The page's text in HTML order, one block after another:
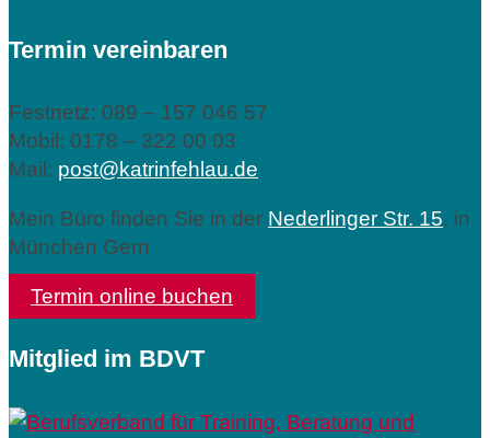
Termin vereinbaren
Festnetz: 089 – 157 046 57
Mobil: 0178 – 322 00 03
Mail: post@katrinfehlau.de
Mein Büro finden Sie in der Nederlinger Str. 15, in
München Gern
Termin online buchen
Mitglied im BDVT